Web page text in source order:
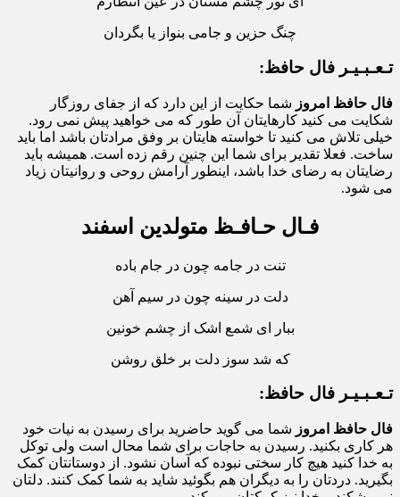
چنگ حزین و جامی بنواز یا بگردان
تـعـبـیـر فال حافظ:
فال حافظ امروز شما حکایت از این دارد که از جفای روزگار
شکایت می کنید کارهایتان آن طور که می خواهید پیش نمی رود.
خیلی تلاش می کنید تا خواسته هایتان بر وفق مرادتان باشد اما باید
ساخت. فعلا تقدیر برای شما این چنین رقم زده است. همیشه باید
رضایتان به رضای خدا باشد، اینطور آرامش روحی و روانیتان زیاد
می شود.
فـال حـافـظ متولدین اسفند
تنت در جامه چون در جام باده
دلت در سینه چون در سیم آهن
ببار ای شمع اشک از چشم خونین
که شد سوز دلت بر خلق روشن
تـعـبـیـر فال حافظ:
فال حافظ امروز شما می گوید حاضرید برای رسیدن به نیات خود
هر کاری بکنید. رسیدن به حاجات برای شما محال است ولی توکل
به خدا کنید هیچ کار سختی نبوده که آسان نشود. از دوستانتان کمک
بگیرید. دردتان را به دیگران هم بگوئید شاید به شما کمک کنند. دلتان